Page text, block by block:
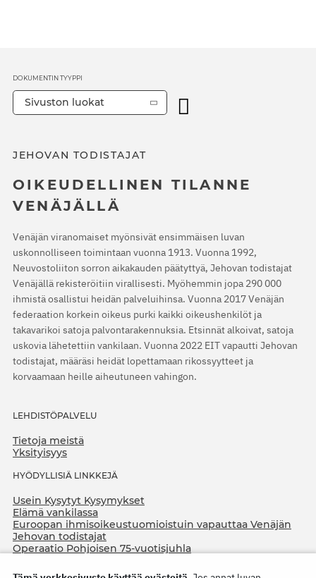
JEHOVAN TODISTAJAT
OIKEUDELLINEN TILANNE
VENÄJÄLLÄ
Venäjän viranomaiset myönsivät ensimmäisen luvan
uskonnolliseen toimintaan vuonna 1913. Vuonna 1992,
Neuvostoliiton sorron aikakauden päätyttyä, Jehovan todistajat
Venäjällä rekisteröitiin virallisesti. Myöhemmin jopa 290 000
ihmistä osallistui heidän palveluihinsa. Vuonna 2017 Venäjän
federaation korkein oikeus purki kaikki oikeushenkilöt ja
takavarikoi satoja palvontarakennuksia. Etsinnät alkoivat, satoja
uskovia lähetettiin vankilaan. Vuonna 2022 EIT vapautti Jehovan
todistajat, määräsi heidät lopettamaan rikossyytteet ja
korvaamaan heille aiheutuneen vahingon.
LEHDISTÖPALVELU
Tietoja meistä
Yksityisyys
HYÖDYLLISIÄ LINKKEJÄ
Usein Kysytyt Kysymykset
Elämä vankilassa
Euroopan ihmisoikeustuomioistuin vapauttaa Venäjän
Jehovan todistajat
Operaatio Pohjoisen 75-vuotisjuhla
DOKUMENTIN TYYPPI
Sivuston luokat